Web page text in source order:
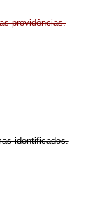
providências.
identificados.